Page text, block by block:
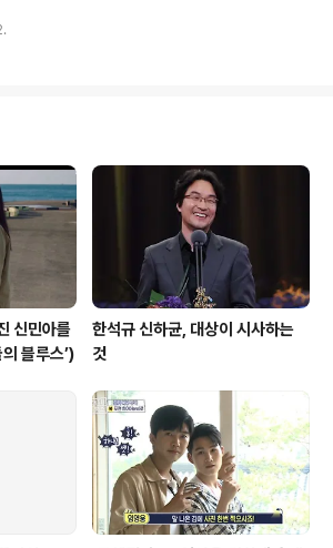
파를 넘보는 일이 있기는 있었지만, 흔한 일은 아니
자연스럽게 자신을 홍보하면서 인간적인 이미지까
다. 그들도 가끔 노래도 하고, 음반도 내며, 때로는
신민아를
블루스’)
한석규 신하균, 대상이 시사하는
것